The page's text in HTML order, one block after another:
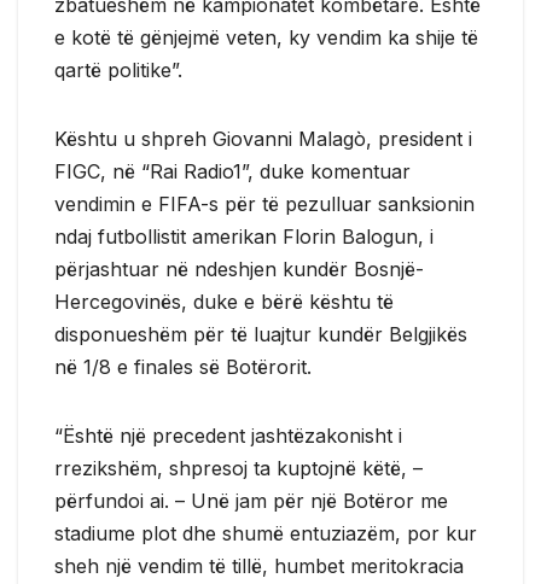
e kotë të gënjejmë veten, ky vendim ka shije të
qartë politike”.
Kështu u shpreh Giovanni Malagò, president i
FIGC, në “Rai Radio1”, duke komentuar
vendimin e FIFA-s për të pezulluar sanksionin
ndaj futbollistit amerikan Florin Balogun, i
përjashtuar në ndeshjen kundër Bosnjë-
Hercegovinës, duke e bërë kështu të
disponueshëm për të luajtur kundër Belgjikës
në 1/8 e finales së Botërorit.
“Është një precedent jashtëzakonisht i
rrezikshëm, shpresoj ta kuptojnë këtë, –
përfundoi ai. – Unë jam për një Botëror me
stadiume plot dhe shumë entuziazëm, por kur
sheh një vendim të tillë, humbet meritokracia